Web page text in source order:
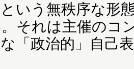
いう無秩序な形
それは主催のコ
「政治的」自己